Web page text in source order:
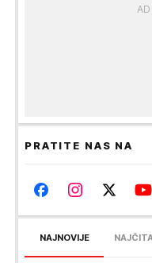
PRATITE NAS NA
NAJNOVIJE